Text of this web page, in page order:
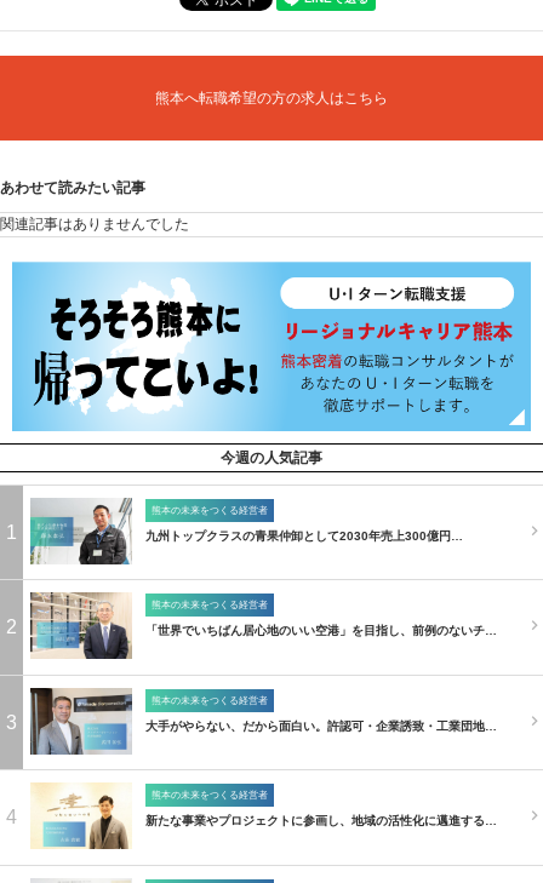
熊本へ転職希望の方の求人はこちら
あわせて読みたい記事
関連記事はありませんでした
今週の人気記事
1
熊本の未来をつくる経営者
九州トップクラスの青果仲卸として2030年売上300億円…
2
熊本の未来をつくる経営者
「世界でいちばん居心地のいい空港」を目指し、前例のないチ…
3
熊本の未来をつくる経営者
大手がやらない、だから面白い。許認可・企業誘致・工業団地…
4
熊本の未来をつくる経営者
新たな事業やプロジェクトに参画し、地域の活性化に邁進する…